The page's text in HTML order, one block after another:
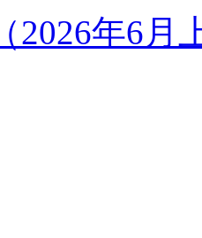
2026年6月